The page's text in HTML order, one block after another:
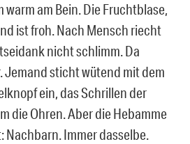
warm am Bein. Die Fruchtblase,
ist froh. Nach Mensch riecht
nicht schlimm. Da
Jemand sticht wütend mit dem
ein, das Schrillen der
die Ohren. Aber die Hebamme
Nachbarn. Immer dasselbe.